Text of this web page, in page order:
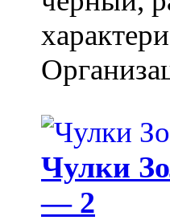
Чулки
— 2